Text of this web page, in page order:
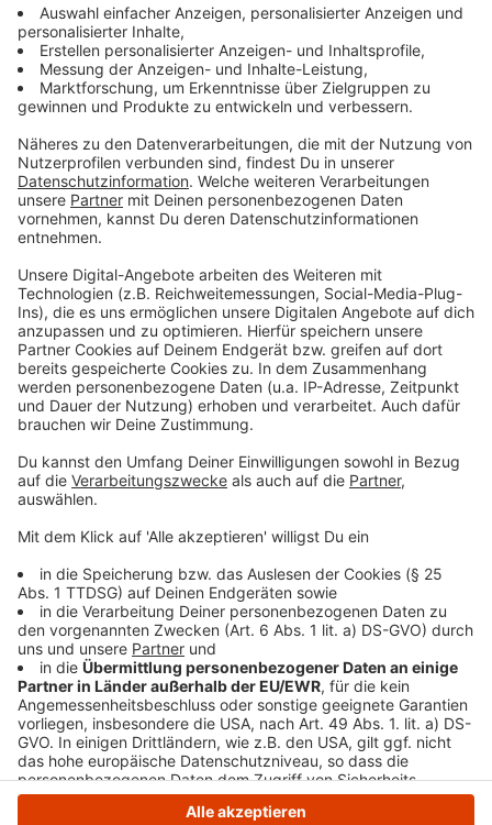
Praxisintegrierte Ausbildung (PiA) zur staatlich
anerkannten Erzieherin
Erzieher, Kita – 8 Plätze
Bachelor of Law – 4 Plätze
Verwaltungsfachangestellte – 4 Plätze
Alle ausführlichen Informationen findet man online
auf Interamt. Wer Fragen zu den Studien- und
Ausbildungsgängen hat, kann sich an Sylvia
Meuser (Tel. 02302 / 581-1504), an Simone
Reinders (Tel. 02302 / 581 1505) und an Dalina
Nowoczin (Tel. 02302 / 581-1506) vom
wenden.
Veröffentlicht:
Anzeige
Anzeige